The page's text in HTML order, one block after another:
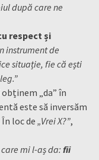
după care ne
respect și
instrument de
situație, fie că ești
„da” în
este să inversăm
În loc de „Vrei X?”,
mi l-aș da: fii